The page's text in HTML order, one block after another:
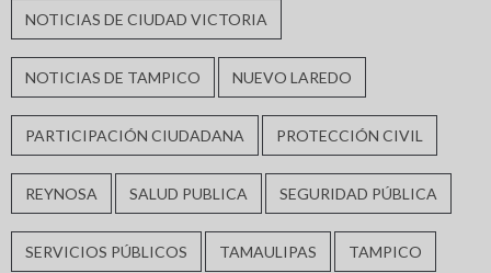
NOTICIAS DE CIUDAD VICTORIA
NOTICIAS DE TAMPICO NUEVO LAREDO
PARTICIPACIÓN CIUDADANA PROTECCIÓN CIVIL
REYNOSA SALUD PUBLICA SEGURIDAD PÚBLICA
SERVICIOS PÚBLICOS TAMAULIPAS TAMPICO